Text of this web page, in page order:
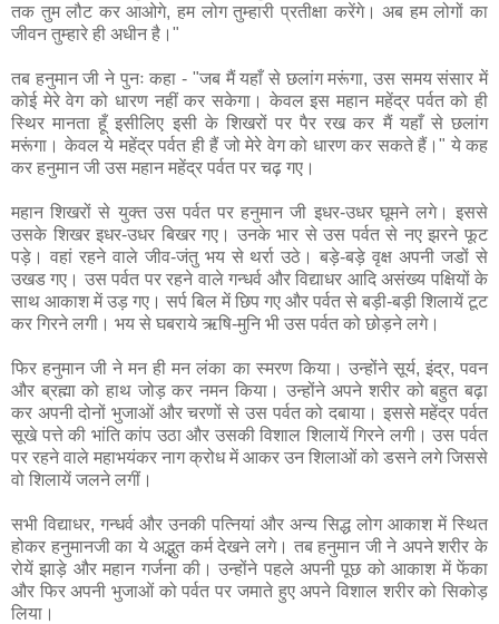
तक तुम लौट कर आओगे, हम लोग तुम्हारी प्रतीक्षा करेंगे। अब हम लोगों का
जीवन तुम्हारे ही अधीन है।"
तब हनुमान जी ने पुनः कहा - "जब मैं यहाँ से छलांग मरूंगा, उस समय संसार में
कोई मेरे वेग को धारण नहीं कर सकेगा। केवल इस महान महेंद्र पर्वत को ही
स्थिर मानता हूँ इसीलिए इसी के शिखरों पर पैर रख कर मैं यहाँ से छलांग
मरूंगा। केवल ये महेंद्र पर्वत ही हैं जो मेरे वेग को धारण कर सकते हैं।" ये कह
कर हनुमान जी उस महान महेंद्र पर्वत पर चढ़ गए।
महान शिखरों से युक्त उस पर्वत पर हनुमान जी इधर-उधर घूमने लगे। इससे
उसके शिखर इधर-उधर बिखर गए। उनके भार से उस पर्वत से नए झरने फूट
पड़े। वहां रहने वाले जीव-जंतु भय से थर्रा उठे। बड़े-बड़े वृक्ष अपनी जडों से
उखड गए। उस पर्वत पर रहने वाले गन्धर्व और विद्याधर आदि असंख्य पक्षियों के
साथ आकाश में उड़ गए। सर्प बिल में छिप गए और पर्वत से बड़ी-बड़ी शिलायें टूट
कर गिरने लगी। भय से घबराये ऋषि-मुनि भी उस पर्वत को छोड़ने लगे।
फिर हनुमान जी ने मन ही मन लंका का स्मरण किया। उन्होंने सूर्य, इंद्र, पवन
और ब्रह्मा को हाथ जोड़ कर नमन किया। उन्होंने अपने शरीर को बहुत बढ़ा
कर अपनी दोनों भुजाओं और चरणों से उस पर्वत को दबाया। इससे महेंद्र पर्वत
सूखे पत्ते की भांति कांप उठा और उसकी विशाल शिलायें गिरने लगी। उस पर्वत
पर रहने वाले महाभयंकर नाग क्रोध में आकर उन शिलाओं को डसने लगे जिससे
वो शिलायें जलने लगीं।
सभी विद्याधर, गन्धर्व और उनकी पत्नियां और अन्य सिद्ध लोग आकाश में स्थित
होकर हनुमानजी का ये अद्भुत कर्म देखने लगे। तब हनुमान जी ने अपने शरीर के
रोयें झाड़े और महान गर्जना की। उन्होंने पहले अपनी पूछ को आकाश में फेंका
और फिर अपनी भुजाओं को पर्वत पर जमाते हुए अपने विशाल शरीर को सिकोड़
लिया।